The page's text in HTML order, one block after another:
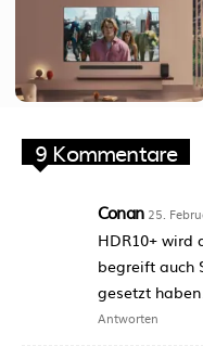
9 Kommentare
Conan 25.
HDR10+ wird
begreift auch
gesetzt
Antworten